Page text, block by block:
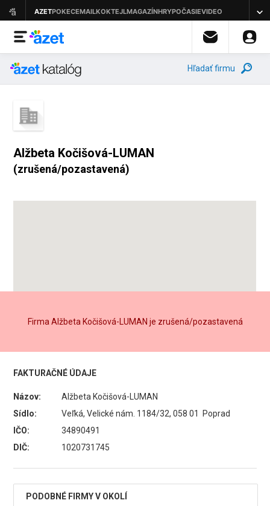
Hľadať firmu
Alžbeta Kočišová-LUMAN
(zrušená/pozastavená)
Firma Alžbeta Kočišová-LUMAN je zrušená/pozastavená
FAKTURAČNÉ ÚDAJE
Názov:
Alžbeta Kočišová-LUMAN
Sídlo:
Veľká, Velické nám. 1184/32, 058 01 Poprad
IČO:
34890491
DIČ:
1020731745
PODOBNÉ FIRMY V OKOLÍ